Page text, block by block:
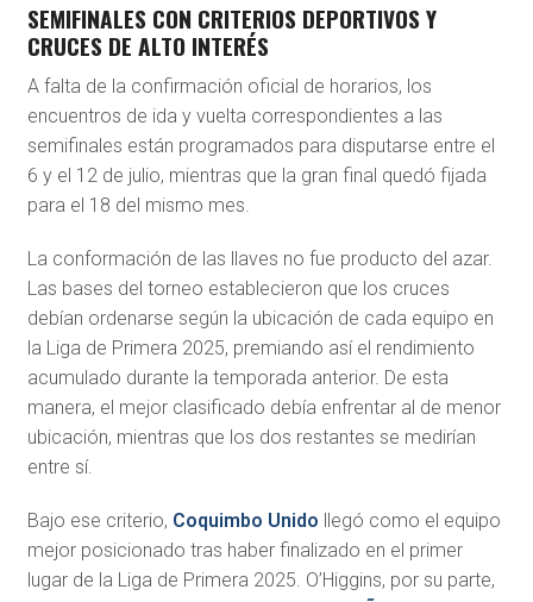
SEMIFINALES CON CRITERIOS DEPORTIVOS Y
CRUCES DE ALTO INTERÉS
A falta de la confirmación oficial de horarios, los
encuentros de ida y vuelta correspondientes a las
semifinales están programados para disputarse entre el
6 y el 12 de julio, mientras que la gran final quedó fijada
para el 18 del mismo mes.
La conformación de las llaves no fue producto del azar.
Las bases del torneo establecieron que los cruces
debían ordenarse según la ubicación de cada equipo en
la Liga de Primera 2025, premiando así el rendimiento
acumulado durante la temporada anterior. De esta
manera, el mejor clasificado debía enfrentar al de menor
ubicación, mientras que los dos restantes se medirían
entre sí.
Bajo ese criterio, Coquimbo Unido llegó como el equipo
mejor posicionado tras haber finalizado en el primer
lugar de la Liga de Primera 2025. O’Higgins, por su parte,